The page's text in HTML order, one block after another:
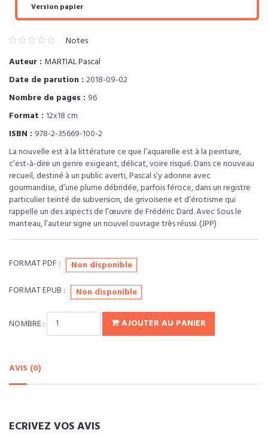
Version papier
Notes
Auteur : MARTIAL Pascal
Date de parution : 2018-09-02
Nombre de pages : 96
Format : 12x18 cm
ISBN : 978-2-35669-100-2
La nouvelle est à la littérature ce que l’aquarelle est à la peinture,
c’est-à-dire un genre exigeant, délicat, voire risqué. Dans ce nouveau
recueil, destiné à un public averti, Pascal s’y adonne avec
gourmandise, d’une plume débridée, parfois féroce, dans un registre
particulier teinté de subversion, de grivoiserie et d’érotisme qui
rappelle un des aspects de l’œuvre de Frédéric Dard. Avec Sous le
manteau, l’auteur signe un nouvel ouvrage très réussi. (JPP)
FORMAT PDF :
Non disponible
FORMAT EPUB :
Non disponible
NOMBRE : AJOUTER AU PANIER
AVIS (0)
ECRIVEZ VOS AVIS